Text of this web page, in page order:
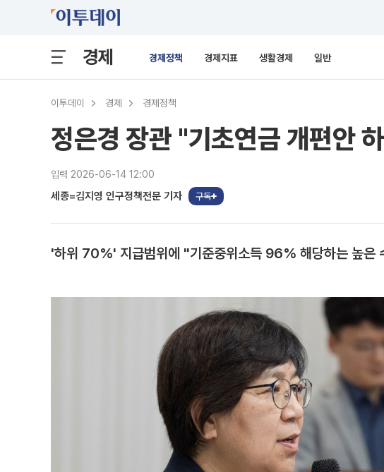
경제 경제정책 경제지표 생활경제 일반
이투데이 경제 경제정책
정은경 장관 "기초연금 개편안
입력 2026-06-14 12:00
세종=김지영 인구정책전문 기자 구독
'하위 70%' 지급범위에 "기준중위소득 96% 해당하는 높은